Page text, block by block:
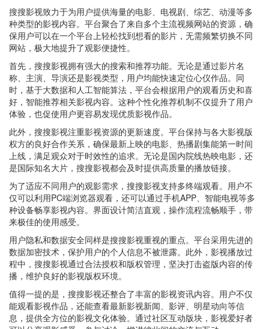
搜搜影视致力于为用户提供海量的电影、电视剧、综艺、动漫等多
种类型的影视内容。平台聚合了来自多个主流视频网站的资源，确
保用户可以在一个平台上轻松找到想看的影片，无需频繁切换不同
网站，极大地提升了观影便捷性。
首先，搜搜影视拥有强大的搜索和推荐功能。无论是通过影片名
称、主演、导演还是影视类型，用户均能快速定位心仪作品。同
时，基于大数据和人工智能算法，平台会根据用户的观看历史和喜
好，智能推荐相关影视内容。这种个性化推荐机制不仅提升了用户
体验，也促使用户更容易发现优质影视作品。
此外，搜搜影视注重影视资源的更新速度。平台保持与各大影视版
权方的良好合作关系，确保最新上映的电影、热播剧集能第一时间
上线，满足观众对于时效性的追求。无论是国内院线热映电影，还
是国际知名大片，搜搜影视都会及时提供高质量的播放链接。
为了适应不同用户的观影需求，搜搜影视支持多终端观看。用户不
仅可以利用PC端浏览器观看，还可以通过手机APP、智能电视等多
种设备畅享影视内容。界面设计简洁直观，操作流程流畅顺手，带
来极佳的使用感受。
用户隐私和数据安全同样是搜搜影视重视的重点。平台采用先进的
数据加密技术，保护用户的个人信息不被泄露。此外，影视播放过
程中，搜搜影视通过合法授权和版权管理，坚决打击盗版内容的传
播，维护良好的影视版权环境。
值得一提的是，搜搜影视还整合了丰富的影视资讯内容。用户不仅
能观看影视作品，还能查看最新影视新闻、影评、明星动向等信
息，提供全方位的影视文化体验。通过社区互动版块，影视爱好者